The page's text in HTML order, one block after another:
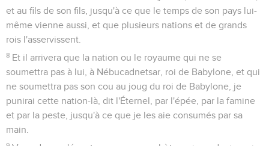
et au fils de son fils, jusqu'à ce que le temps de son pays lui-
même vienne aussi, et que plusieurs nations et de grands
rois l'asservissent.
8 Et il arrivera que la nation ou le royaume qui ne se
soumettra pas à lui, à Nébucadnetsar, roi de Babylone, et qui
ne soumettra pas son cou au joug du roi de Babylone, je
punirai cette nation-là, dit l'Éternel, par l'épée, par la famine
et par la peste, jusqu'à ce que je les aie consumés par sa
main.